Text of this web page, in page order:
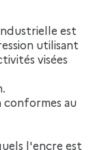
utilisant
visées
conformes au
l'encre est